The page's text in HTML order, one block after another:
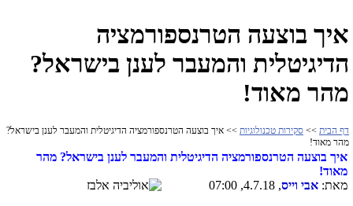
איך בוצעה הטרנספורמציה
הדיגיטלית והמעבר לענן בישראל?
מהר מאוד!
דף הבית >> סקירות טכנולוגיות >> איך בוצעה הטרנספורמציה הדיגיטלית והמעבר לענן בישראל?
מהר מאוד!
איך בוצעה הטרנספורמציה הדיגיטלית והמעבר לענן בישראל? מהר
מאוד!
מאת: אבי וייס, 4.7.18, 07:00